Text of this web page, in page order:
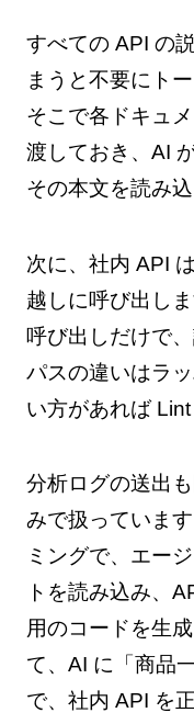
すべての API の
まうと不要にト
そこで各ドキュ
渡しておき、AI
その本文を読み
次に、社内 API
越しに呼び出し
呼び出しだけで
パスの違いはラ
い方があれば Lint
分析ログの送出
みで扱っていま
ミングで、エー
トを読み込み、
用のコードを生
て、AI に「商品
で、社内 API を